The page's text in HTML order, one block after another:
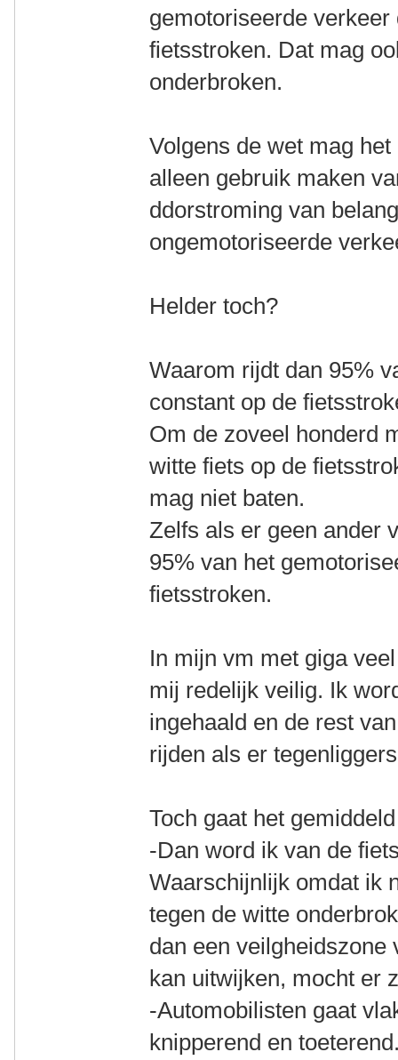
gemotoriseerde
fietsstroken. Dat mag
onderbroken.
Volgens de wet mag
alleen gebruik maken
ddorstroming van
ongemotoriseerde
Helder toch?
Waarom rijdt dan 95%
constant op de
Om de zoveel honderd
witte fiets op de
mag niet baten.
Zelfs als er geen ander
95% van het
fietsstroken.
In mijn vm met giga
mij redelijk veilig. Ik
ingehaald en de rest
rijden als er
Toch gaat het
-Dan word ik van de
Waarschijnlijk omdat ik
tegen de witte
dan een
kan uitwijken, mocht er
-Automobilisten gaat
knipperend en